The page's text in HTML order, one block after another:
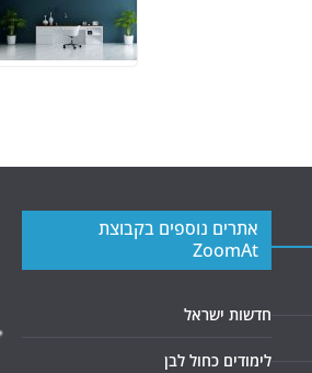
אתרים נוספים בקבוצת
ZoomAt
חדשות ישראל
לימודים כחול לבן